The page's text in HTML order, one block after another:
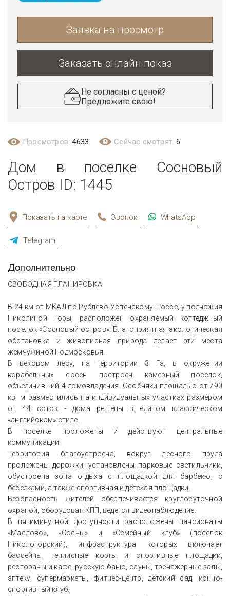
Заявка на просмотр
Заказать онлайн показ
Не согласны с ценой?
Предложите свою!
Просмотров:4633 Сейчас смотрят:6
Дом в поселке Сосновый
Остров ID: 1445
Показать на карте Звонок WhatsApp
Telegram
Дополнительно
СВОБОДНАЯ ПЛАНИРОВКА
В 24 км от МКАД по Рублево-Успенскому шоссе, у подножия
Николиной Горы, расположен охраняемый коттеджный
поселок «Сосновый остров». Благоприятная экологическая
обстановка и живописная природа делает эти места
жемчужиной Подмосковья.
В вековом лесу, на территории 3 Га, в окружении
корабельных сосен построен камерный поселок,
объединивший 4 домовладения. Особняки площадью от 790
кв. м разместились на индивидуальных участках размером
от 44 соток - дома решены в едином классическом
«английском» стиле.
В поселке проложены и действуют центральные
коммуникации.
Территория благоустроена, вокруг лесного пруда
проложены дорожки, установлены парковые светильники,
обустроена зона отдыха с площадкой для барбекю, с
беседками, а также спортивная и детская площадки.
Безопасность жителей обеспечивается круглосуточной
охраной, оборудован КПП, ведется видеонаблюдение.
В пятиминутной доступности расположены пансионаты
«Маслово», «Сосны» и «Семейный клуб» (поселок
Никологорский), инфраструктура которых включает
бассейны, теннисные корты и спортивные площадки,
рестораны и кафе, русскую баню, сауны, тренажерные залы,
аптеку, супермаркеты, фитнес-центр, детский сад, конно-
спортивный клуб.